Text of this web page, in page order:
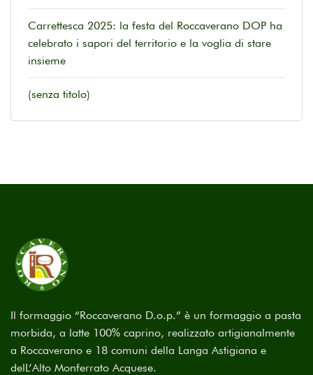
Carrettesca 2025: la festa del Roccaverano DOP ha
celebrato i sapori del territorio e la voglia di stare
insieme
(senza titolo)
Il formaggio “Roccaverano D.o.p.” è un formaggio a pasta
morbida, a latte 100% caprino, realizzato artigianalmente
a Roccaverano e 18 comuni della Langa Astigiana e
delL’Alto Monferrato Acquese.